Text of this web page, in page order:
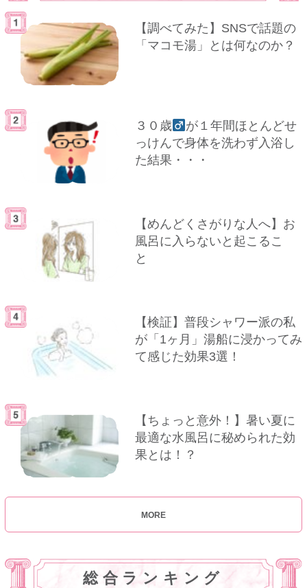
【調べてみた】SNSで話題の
「マコモ湯」とは何なのか？
３０歳
が１年間ほとんどせ
っけんで身体を洗わず入浴し
た結果・・・
【めんどくさがりな人へ】お
風呂に入らないと起こるこ
と
【検証】普段シャワー派の私
が「1ヶ月」湯船に浸かってみ
て感じた効果3選！
【ちょっと意外！】暑い夏に
最適な水風呂に秘められた効
果とは！？
MORE
総合ランキング